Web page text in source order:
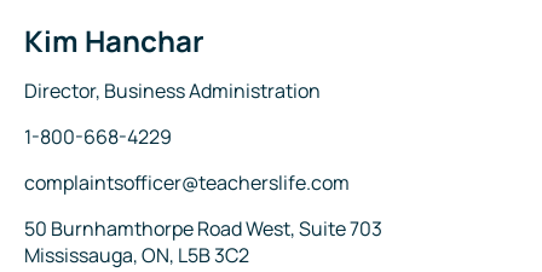
Nom
Kim Hanchar
Titre
Director, Business Administration
Téléphone
1-800-668-4229
Courriel
complaintsofficer@teacherslife.com
Adresse
50 Burnhamthorpe Road West, Suite 703
Mississauga, ON, L5B 3C2